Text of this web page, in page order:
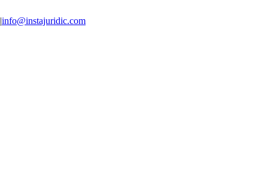
|info@instajuridic.com